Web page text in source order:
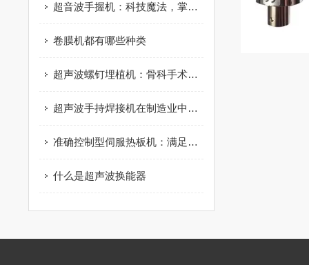
超音波手握机：科技魔法，掌中宝藏
卷膜机都有哪些种类
超声波螺钉埋植机：骨科手术中的新宠，提升手术效果
超声波手持焊接机在制造业中的应用：案例与效果
准确控制型伺服热板机：满足高精度加热需求的必备工具
什么是超声波换能器